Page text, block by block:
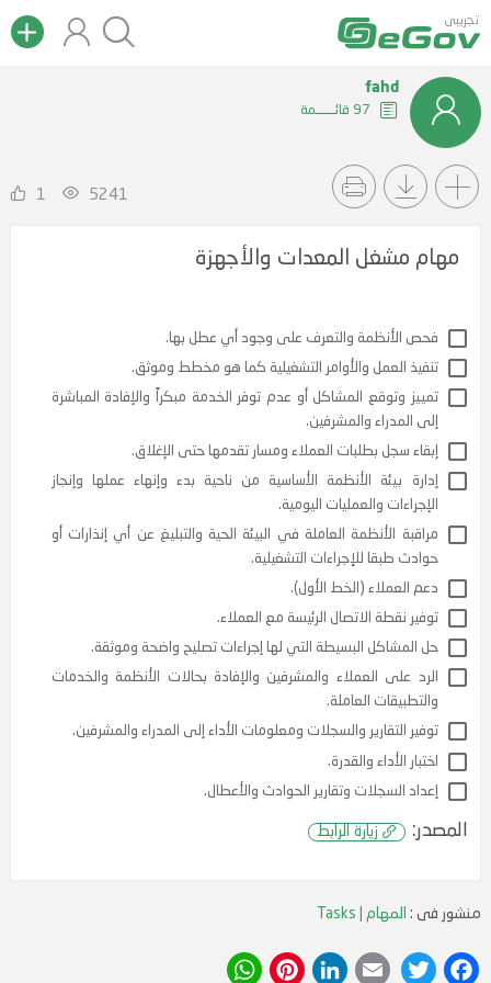
تجريبى
fahd
1 5241
مهام مشغل المعدات والأجهزة
الأنظمة والتعرف على وجود أي عطل بها.
العمل والأوامر التشغيلية كما هو مخطط وموثق.
وتوقع المشاكل أو عدم توفر الخدمة مبكراً والإفادة المباشرة
والمشرفين.
سجل بطلبات العملاء ومسار تقدمها حتى الإغلاق.
بيئة الأنظمة الأساسية من ناحية بدء وإنهاء عملها وإنجاز
والعمليات اليومية.
الأنظمة العاملة في البيئة الحية والتبليغ عن أي إنذارات أو
طبقا للإجراءات التشغيلية.
(الخط الأول).
نقطة الاتصال الرئيسة مع العملاء.
البسيطة التي لها إجراءات تصليح واضحة وموثقة.
على العملاء والمشرفين والإفادة بحالات الأنظمة والخدمات
العاملة.
زيارة الرابط
منشور فى : المهام | Tasks
Facebook
Twitter
Email
LinkedIn
Pinterest
WhatsApp